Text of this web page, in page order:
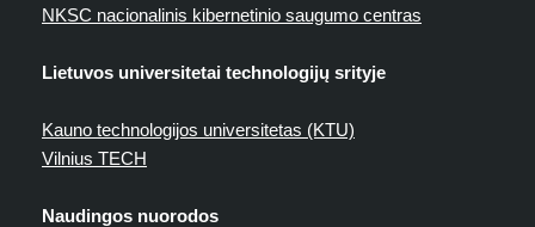
NKSC nacionalinis kibernetinio saugumo centras
Lietuvos universitetai technologijų srityje
Kauno technologijos universitetas (KTU)
Vilnius TECH
Naudingos nuorodos